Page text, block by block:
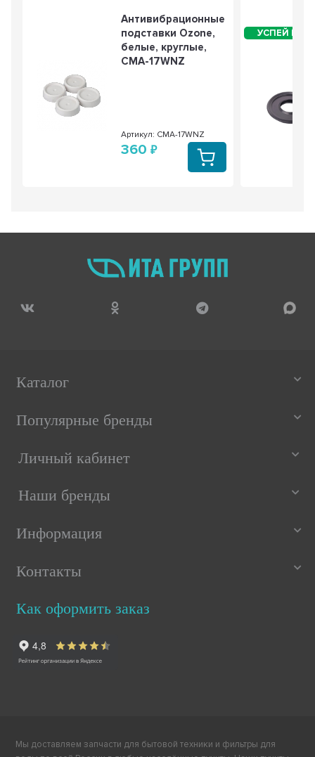
Антивибрационные
подставки Ozone,
белые, круглые,
CMA-17WNZ
Артикул: CMA-17WNZ
360
Каталог
Популярные бренды
Личный кабинет
Наши бренды
Информация
Контакты
Как оформить заказ
Мы доставляем запчасти для бытовой техники и фильтры для